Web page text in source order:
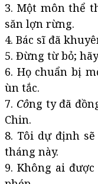
3. Một môn thể
săn lợn rừng.
4. Bác sĩ đã
5. Đừng từ bỏ;
6. Họ chuẩn bị
ùn tắc.
7. Công ty đã
Chin.
8. Tôi dự định
tháng này.
9. Không ai